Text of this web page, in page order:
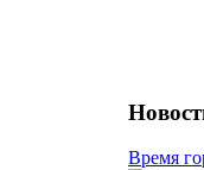
Время